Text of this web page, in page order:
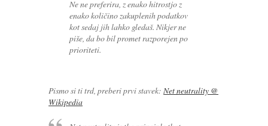
Ne ne preferira, z enako hitrostjo z
enako količino zakuplenih podatkov
kot sedaj jih lahko gledaš. Nikjer ne
piše, da bo bil promet razporejen po
prioriteti.
Pismo si ti trd, preberi prvi stavek:Net neutrality @
Wikipedia